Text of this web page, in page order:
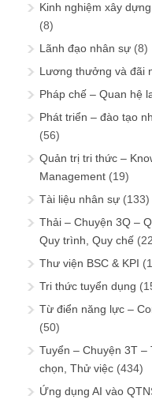
Kinh nghiệm xây
(8)
Lãnh đạo nhân sự (8)
Lương thưởng và đãi
Pháp chế – Quan hệ
Phát triển – đào tạo
(56)
Quản trị tri thức –
Management (19)
Tài liệu nhân sự (133)
Thải – Chuyện 3Q –
Quy trình, Quy chế
Thư viện BSC & KPI
Tri thức tuyển dụng
Từ điển năng lực –
(50)
Tuyển – Chuyện 3T –
chọn, Thử việc (434)
Ứng dụng AI vào